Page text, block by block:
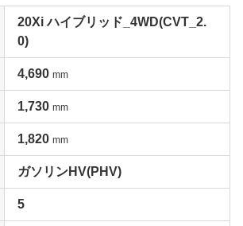
20Xi ハイブリッド_4WD(CVT_2.
0)
4,690 mm
1,730 mm
1,820 mm
ガソリンHV(PHV)
5